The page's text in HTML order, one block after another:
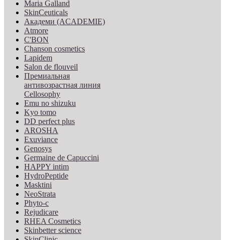
Maria Galland
SkinCeuticals
Академи (ACADEMIE)
Atmore
C'BON
Chanson cosmetics
Lapidem
Salon de flouveil
Премиальная
антивозрастная линия
Cellosophy
Emu no shizuku
Kyo tomo
DD perfect plus
AROSHA
Exuviance
Genosys
Germaine de Capuccini
HAPPY intim
HydroPeptide
Masktini
NeoStrata
Phyto-c
Rejudicare
RHEA Cosmetics
Skinbetter science